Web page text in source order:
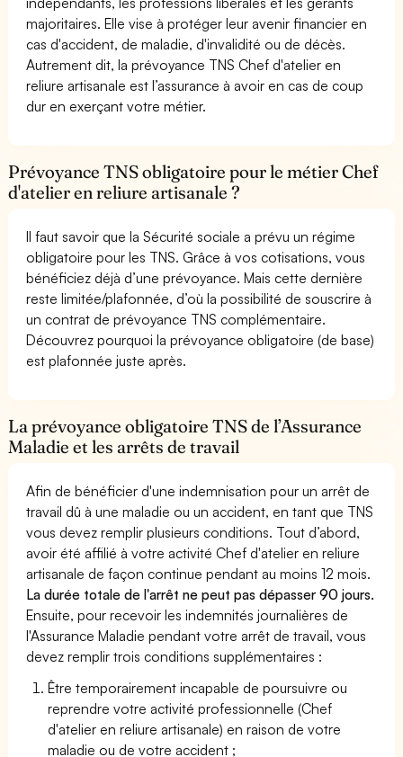
majoritaires. Elle vise à protéger leur avenir financier en
cas d'accident, de maladie, d'invalidité ou de décès.
Autrement dit, la prévoyance TNS Chef d'atelier en
reliure artisanale est l’assurance à avoir en cas de coup
dur en exerçant votre métier.
Prévoyance TNS obligatoire pour le métier Chef
d'atelier en reliure artisanale ?
Il faut savoir que la Sécurité sociale a prévu un régime
obligatoire pour les TNS. Grâce à vos cotisations, vous
bénéficiez déjà d’une prévoyance. Mais cette dernière
reste limitée/plafonnée, d’où la possibilité de souscrire à
un contrat de prévoyance TNS complémentaire.
Découvrez pourquoi la prévoyance obligatoire (de base)
est plafonnée juste après.
La prévoyance obligatoire TNS de l’Assurance
Maladie et les arrêts de travail
Afin de bénéficier d'une indemnisation pour un arrêt de
travail dû à une maladie ou un accident, en tant que TNS
vous devez remplir plusieurs conditions. Tout d’abord,
avoir été affilié à votre activité Chef d'atelier en reliure
artisanale de façon continue pendant au moins 12 mois.
La durée totale de l'arrêt ne peut pas dépasser 90 jours.
Ensuite, pour recevoir les indemnités journalières de
l'Assurance Maladie pendant votre arrêt de travail, vous
devez remplir trois conditions supplémentaires :
Être temporairement incapable de poursuivre ou
reprendre votre activité professionnelle (Chef
d'atelier en reliure artisanale) en raison de votre
maladie ou de votre accident ;